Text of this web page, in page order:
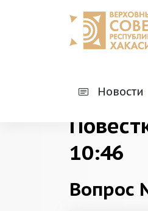
Новости
10:46
Вопрос